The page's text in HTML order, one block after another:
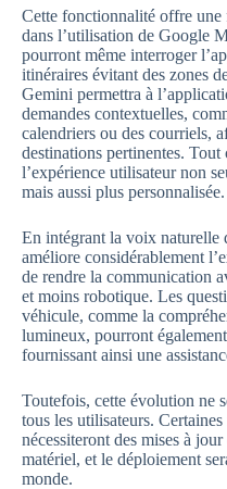
Cette fonctionnalité offre
dans l’utilisation de Google
pourront même interroger
itinéraires évitant des zones
Gemini permettra à
demandes contextuelles,
calendriers ou des courriels,
destinations pertinentes.
l’expérience utilisateur non
mais aussi plus personnalisée.
En intégrant la voix naturelle
améliore considérablement
de rendre la communication
et moins robotique. Les
véhicule, comme la
lumineux, pourront
fournissant ainsi une
Toutefois, cette évolution ne
tous les utilisateurs.
nécessiteront des mises à
matériel, et le déploiement
monde.